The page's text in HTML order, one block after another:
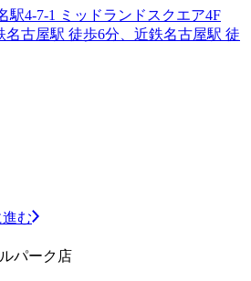
駅4-7-1 ミッドランドスクエア4F
古屋駅 徒歩6分、近鉄名古屋駅 徒
む
パーク店